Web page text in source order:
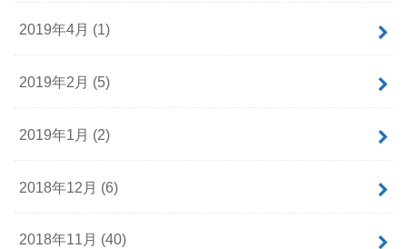
2019年4月 (1)
2019年2月 (5)
2019年1月 (2)
2018年12月 (6)
2018年11月 (40)